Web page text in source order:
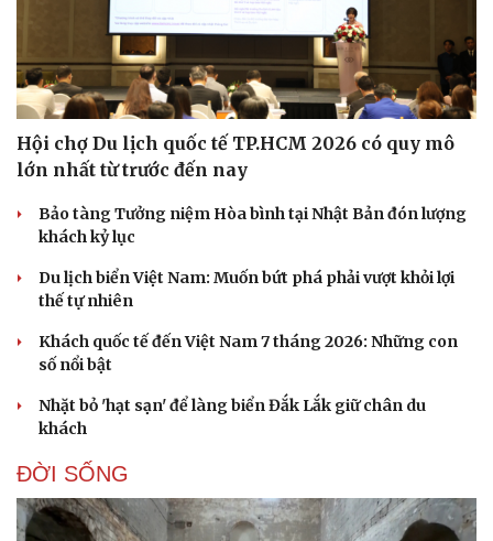
Hội chợ Du lịch quốc tế TP.HCM 2026 có quy mô
lớn nhất từ trước đến nay
Bảo tàng Tưởng niệm Hòa bình tại Nhật Bản đón lượng
khách kỷ lục
Du lịch biển Việt Nam: Muốn bứt phá phải vượt khỏi lợi
thế tự nhiên
Khách quốc tế đến Việt Nam 7 tháng 2026: Những con
số nổi bật
Nhặt bỏ 'hạt sạn' để làng biển Đắk Lắk giữ chân du
khách
ĐỜI SỐNG